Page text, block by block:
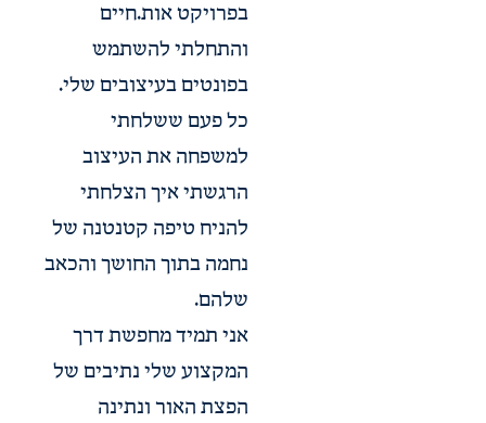
בפרויקט אות.חיים
והתחלתי להשתמש
בפונטים בעיצובים שלי.
כל פעם ששלחתי
למשפחה את העיצוב
הרגשתי איך הצלחתי
להניח טיפה קטנטנה של
נחמה בתוך החושך והכאב
שלהם.
אני תמיד מחפשת דרך
המקצוע שלי נתיבים של
הפצת האור ונתינה